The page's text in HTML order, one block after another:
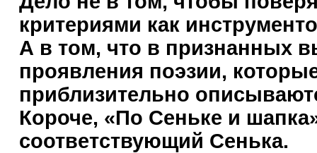
критериями как
А в том, что в признанных
проявления поэзии,
приблизительно
Короче, «По Сеньке и
соответствующий Сенька.